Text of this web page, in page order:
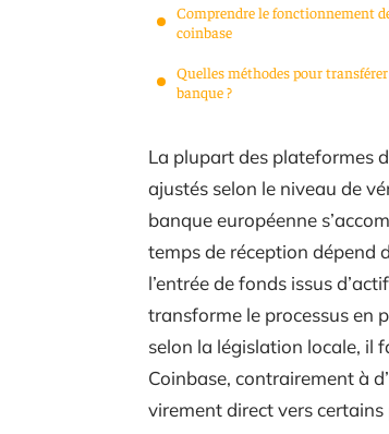
Comprendre le fonctionnement
coinbase
Quelles méthodes pour
banque ?
La plupart des plateformes
ajustés selon le niveau de
banque européenne
temps de réception dépend
l’entrée de fonds issus
transforme le processus en
selon la législation locale, il
Coinbase, contrairement à
virement direct vers